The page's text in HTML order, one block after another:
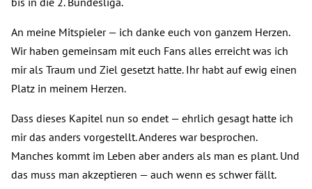
An meine Mitspieler — ich danke euch von ganzem Herzen.
Wir haben gemeinsam mit euch Fans alles erreicht was ich
mir als Traum und Ziel gesetzt hatte. Ihr habt auf ewig einen
Platz in meinem Herzen.
Dass dieses Kapitel nun so endet — ehrlich gesagt hatte ich
mir das anders vorgestellt. Anderes war besprochen.
Manches kommt im Leben aber anders als man es plant. Und
das muss man akzeptieren — auch wenn es schwer fällt.